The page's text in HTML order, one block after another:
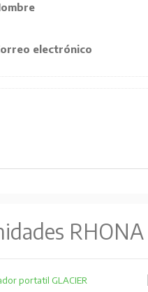
electrónico
RHONA